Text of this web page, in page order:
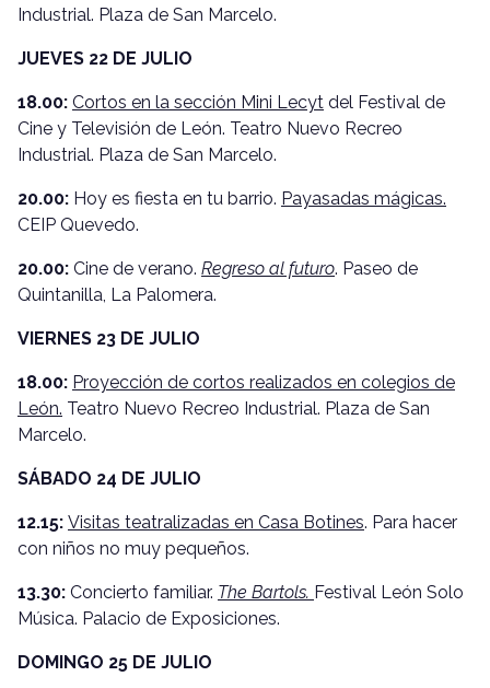
Industrial. Plaza de San Marcelo.
JUEVES 22 DE JULIO
18.00: Cortos en la sección Mini Lecyt del Festival de
Cine y Televisión de León. Teatro Nuevo Recreo
Industrial. Plaza de San Marcelo.
20.00: Hoy es fiesta en tu barrio. Payasadas mágicas.
CEIP Quevedo.
20.00: Cine de verano. Regreso al futuro. Paseo de
Quintanilla, La Palomera.
VIERNES 23 DE JULIO
18.00: Proyección de cortos realizados en colegios de
León. Teatro Nuevo Recreo Industrial. Plaza de San
Marcelo.
SÁBADO 24 DE JULIO
12.15: Visitas teatralizadas en Casa Botines. Para hacer
con niños no muy pequeños.
13.30: Concierto familiar. The Bartols. Festival León Solo
Música. Palacio de Exposiciones.
DOMINGO 25 DE JULIO